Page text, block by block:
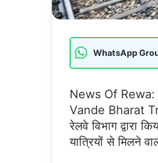
WhatsApp
News Of Rewa:
Vande Bharat
रेलवे विभाग द्वारा
यात्रियों से मिलने